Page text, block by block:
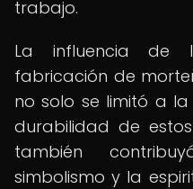
trabajo.
La influencia de
fabricación de
no solo se limitó a
durabilidad de
también
simbolismo y la